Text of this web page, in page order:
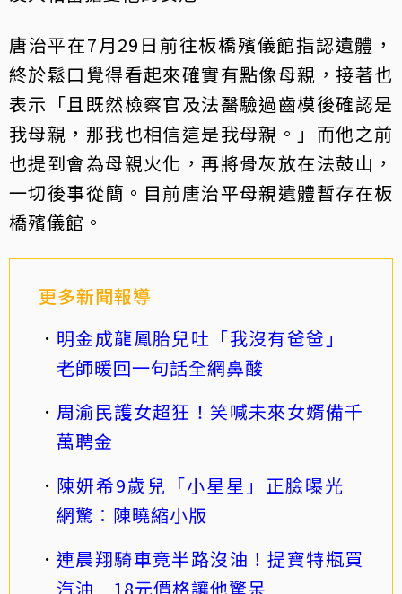
唐治平在7月29日前往板橋殯儀館指認遺體，
終於鬆口覺得看起來確實有點像母親，接著也
表示「且既然檢察官及法醫驗過齒模後確認是
我母親，那我也相信這是我母親。」而他之前
也提到會為母親火化，再將骨灰放在法鼓山，
一切後事從簡。目前唐治平母親遺體暫存在板
橋殯儀館。
更多新聞報導
明金成龍鳳胎兒吐「我沒有爸爸」
老師暖回一句話全網鼻酸
周渝民護女超狂！笑喊未來女婿備千
萬聘金
陳妍希9歲兒「小星星」正臉曝光
網驚：陳曉縮小版
連晨翔騎車竟半路沒油！提寶特瓶買
汽油 18元價格讓他驚呆